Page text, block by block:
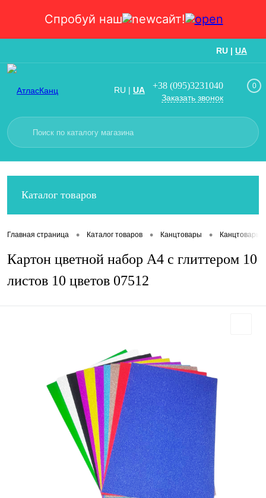
Спробуй наш сайт!
RU | UA
RU | UA +38 (095)3231040
Заказать звонок
0
Каталог товаров
Главная страница • Каталог товаров • Канцтовары • Канцтовары
Картон цветной набор А4 с глиттером 10
листов 10 цветов 07512